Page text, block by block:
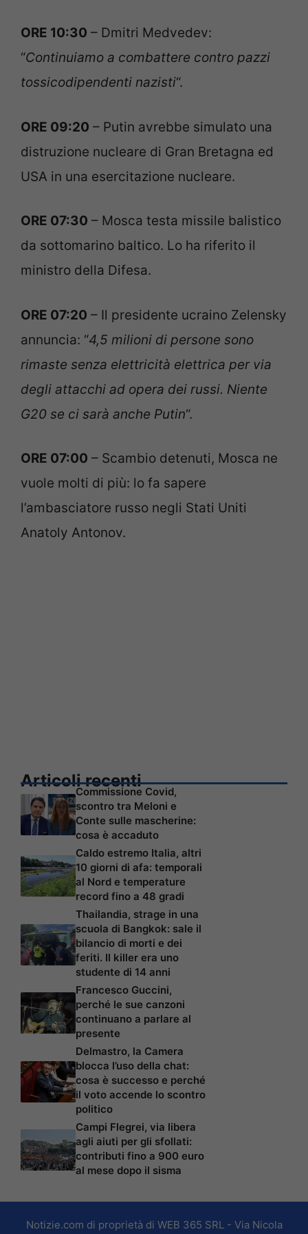
ORE 10:30 – Dmitri Medvedev:
“Continuiamo a combattere contro pazzi
tossicodipendenti nazisti“.
ORE 09:20 – Putin avrebbe simulato una
distruzione nucleare di Gran Bretagna ed
USA in una esercitazione nucleare.
ORE 07:30 – Mosca testa missile balistico
da sottomarino baltico. Lo ha riferito il
ministro della Difesa.
ORE 07:20 – Il presidente ucraino Zelensky
annuncia: “4,5 milioni di persone sono
rimaste senza elettricità elettrica per via
degli attacchi ad opera dei russi. Niente
G20 se ci sarà anche Putin“.
ORE 07:00 – Scambio detenuti, Mosca ne
vuole molti di più: lo fa sapere
l’ambasciatore russo negli Stati Uniti
Anatoly Antonov.
Articoli recenti
Commissione Covid,
scontro tra Meloni e
Conte sulle mascherine:
cosa è accaduto
Caldo estremo Italia, altri
10 giorni di afa: temporali
al Nord e temperature
record fino a 48 gradi
Thailandia, strage in una
scuola di Bangkok: sale il
bilancio di morti e dei
feriti. Il killer era uno
studente di 14 anni
Francesco Guccini,
perché le sue canzoni
continuano a parlare al
presente
Delmastro, la Camera
blocca l’uso della chat:
cosa è successo e perché
il voto accende lo scontro
politico
Campi Flegrei, via libera
agli aiuti per gli sfollati:
contributi fino a 900 euro
al mese dopo il sisma
Notizie.com di proprietà di WEB 365 SRL - Via Nicola